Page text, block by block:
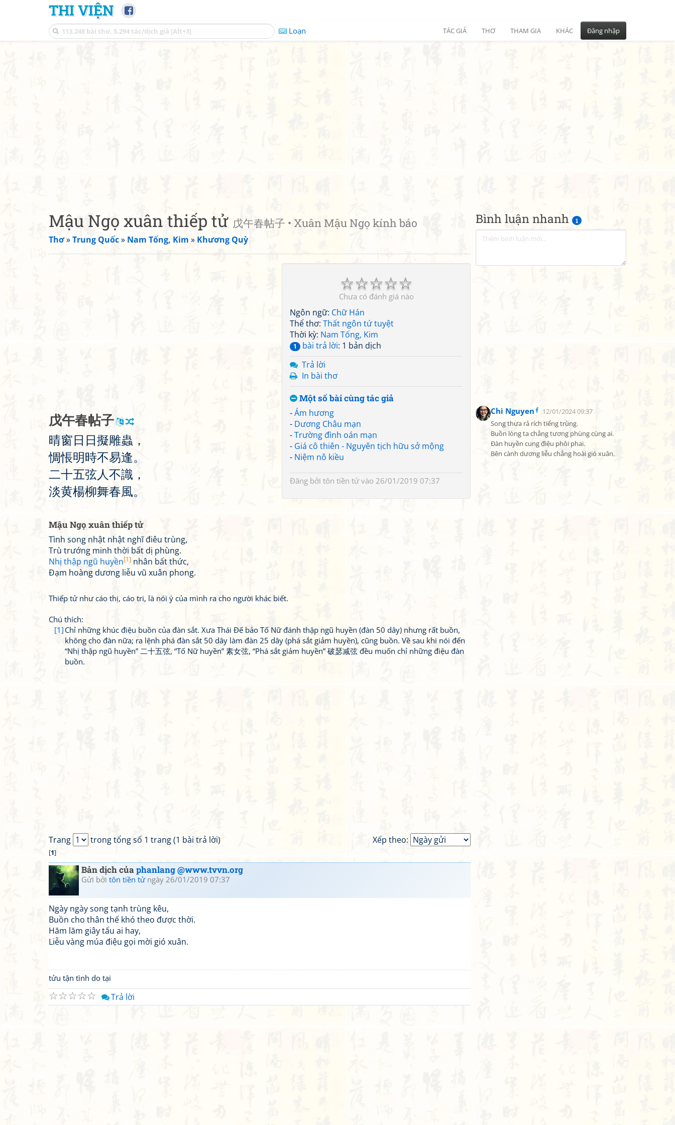
THI VIỆN
Loạn TÁC GIẢ THƠ THAM GIA KHÁC Đăng nhập
Bình luận nhanh 1
Chi Nguyen
12/01/2024 09:37
Song thưa rả rích tiếng trùng.
Buồn lòng ta chẳng tương phùng cùng ai.
Đàn huyền cung điệu phôi phai.
Bên cành dương liễu chẳng hoài gió xuân.
Mậu Ngọ xuân thiếp tử 戊午春帖子 • Xuân Mậu Ngọ kính báo
Thơ»Trung Quốc» Nam Tống, Kim » Khương Quỳ
☆
☆
☆
☆
☆
Chưa có đánh giá nào
Ngôn ngữ: Chữ Hán
Thể thơ: Thất ngôn tứ tuyệt
Thời kỳ: Nam Tống, Kim
1 bài trả lời: 1 bản dịch
Trả lời
In bài thơ
Một số bài cùng tác giả
-Ám hương
- Dương Châu mạn
-Trường đình oán mạn
- Giá cô thiên - Nguyên tịch hữu sở mộng
- Niệm nô kiều
Đăng bởi tôn tiền tửvào 26/01/2019 07:37
戊午春帖子
晴窗 日 日 擬雕蟲 ，
惆悵明時不易逢。
二十五弦人不識 ，
淡黄楊柳舞春風。
Mậu Ngọ xuân thiếp tử
Tình song nhật nhật nghĩ điêu trùng,
Trù trướng minh thời bất dị phùng.
Nhị thập ngũ huyền[1] nhân bất thức,
Đạm hoàng dương liễu vũ xuân phong.
Thiếp tử như cáo thị, cáo tri, là nói ý của mình ra cho người khác biết.
Chú thích:
[1] Chỉ những khúc điệu buồn của đàn sắt. Xưa Thái Đế bảo Tố Nữ đánh thập ngũ huyền (đàn 50 dây) nhưng rất buồn,
không cho đàn nữa; ra lệnh phá đàn sắt 50 dây làm đàn 25 dây (phá sắt giảm huyền), cũng buồn. Về sau khi nói đến
“Nhị thập ngũ huyền” 二十五弦, “Tố Nữ huyền” 素女弦, “Phá sắt giảm huyền” 破瑟减弦 đều muốn chỉ những điệu đàn
buồn.
Xếp theo:
Trang trong tổng số 1 trang (1 bài trả lời)
[1]
Bản dịch củaphanlang @www.tvvn.org
Gửi bởi tôn tiền tửngày 26/01/2019 07:37
Ngày ngày song tạnh trùng kêu,
Buồn cho thân thế khó theo được thời.
Hăm lăm giây tấu ai hay,
Liễu vàng múa điệu gọi mời gió xuân.
tửu tận tình do tại
☆
☆
☆
☆
☆ Trả lời